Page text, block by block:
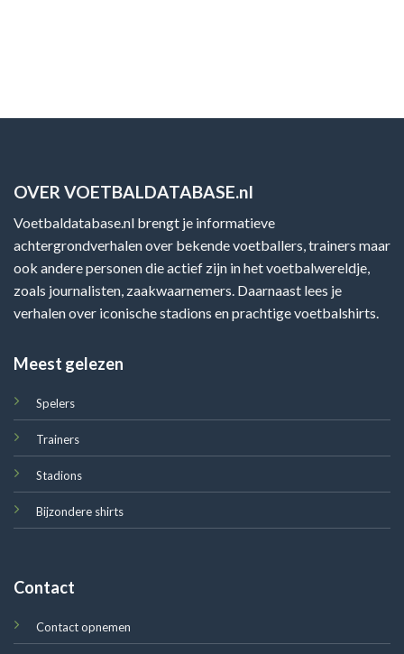
OVER VOETBALDATABASE.nl
Voetbaldatabase.nl brengt je informatieve
achtergrondverhalen over bekende voetballers, trainers maar
ook andere personen die actief zijn in het voetbalwereldje,
zoals journalisten, zaakwaarnemers. Daarnaast lees je
verhalen over iconische stadions en prachtige voetbalshirts.
Meest gelezen
Spelers
Trainers
Stadions
Bijzondere shirts
Contact
Contact opnemen